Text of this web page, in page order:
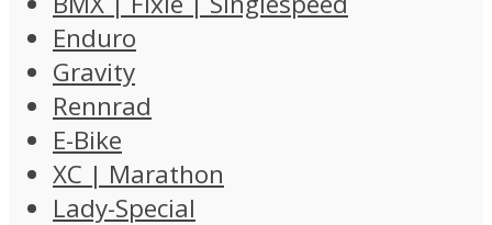
Enduro
Gravity
Rennrad
E-Bike
XC | Marathon
Lady-Special